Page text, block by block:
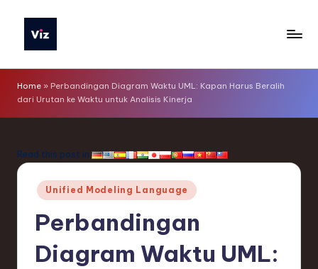
iz
T
o
Home » Perbandingan Diagram Waktu UML: Kapan Harus Beralih
dari Urutan ke Waktu untuk Analisis Kinerja
Read this post in:
Posted
in
Unified Modeling Language
Perbandingan
Diagram Waktu UML: